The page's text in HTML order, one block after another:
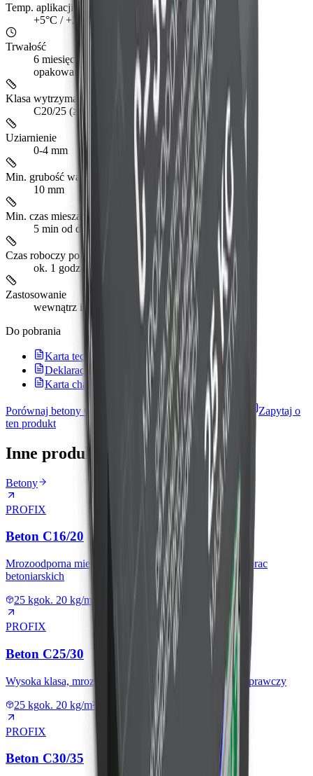
Temp. aplikacji
+5°C / +25°C
Trwałość
6 miesięcy w szczelnie zamkniętym, oryginalnym
opakowaniu
Klasa wytrzymałości
C20/25 (≥ 25 MPa @ 28 dni)
Uziarnienie
0-4 mm
Min. grubość warstwy
10 mm
Min. czas mieszania
5 min od dodania wody
Czas roboczy po zarobieniu
ok. 1 godzina
Zastosowanie
wewnątrz i na zewnątrz
Do pobrania
Karta techniczna
Deklaracja właściwości użytkowych
Karta charakterystyki
Porównaj betony C16/20, C20/25, C25/30 i C30/35
Zapytaj o
ten produkt
Inne produkty z tej kategorii
Betony
PROFIX
Beton C16/20
Mrozoodporna mieszanka konstrukcyjna do typowych prac
betoniarskich
25 kgok. 20 kg/m² przy grubości 1 cm (min. 10 mm)
PROFIX
Beton C25/30
Wysoka klasa, mrozoodporny beton konstrukcyjny i naprawczy
25 kgok. 20 kg/m² przy grubości 1 cm (min. 10 mm)
PROFIX
Beton C30/35